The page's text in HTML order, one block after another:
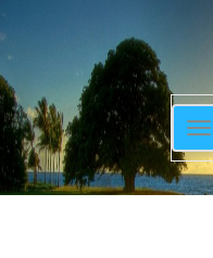
Toggle
navigation